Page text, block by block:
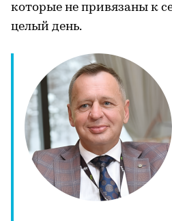
которые не привязаны к
целый день.